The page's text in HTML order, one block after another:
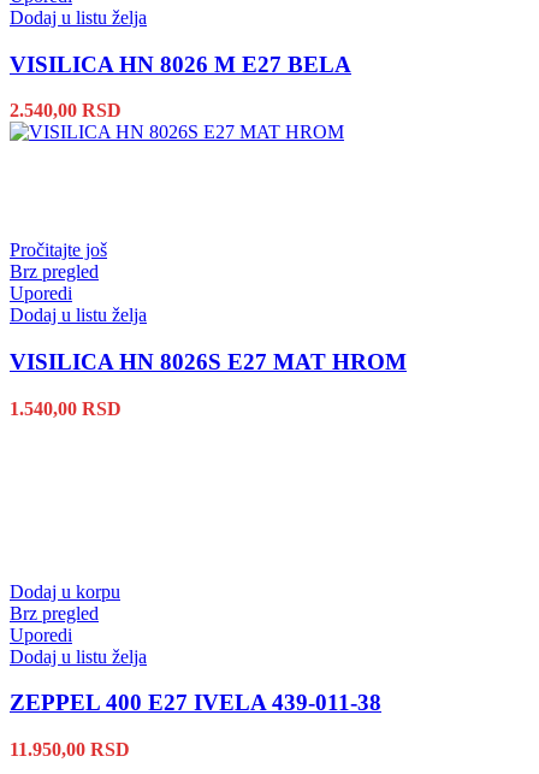
Dodaj u listu želja
VISILICA HN 8026 M E27 BELA
2.540,00 RSD
Pročitajte još
Brz pregled
Uporedi
Dodaj u listu želja
VISILICA HN 8026S E27 MAT HROM
1.540,00 RSD
Dodaj u korpu
Brz pregled
Uporedi
Dodaj u listu želja
ZEPPEL 400 E27 IVELA 439-011-38
11.950,00 RSD